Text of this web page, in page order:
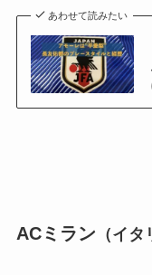
あわせて読みたい
ACミラン （イタ